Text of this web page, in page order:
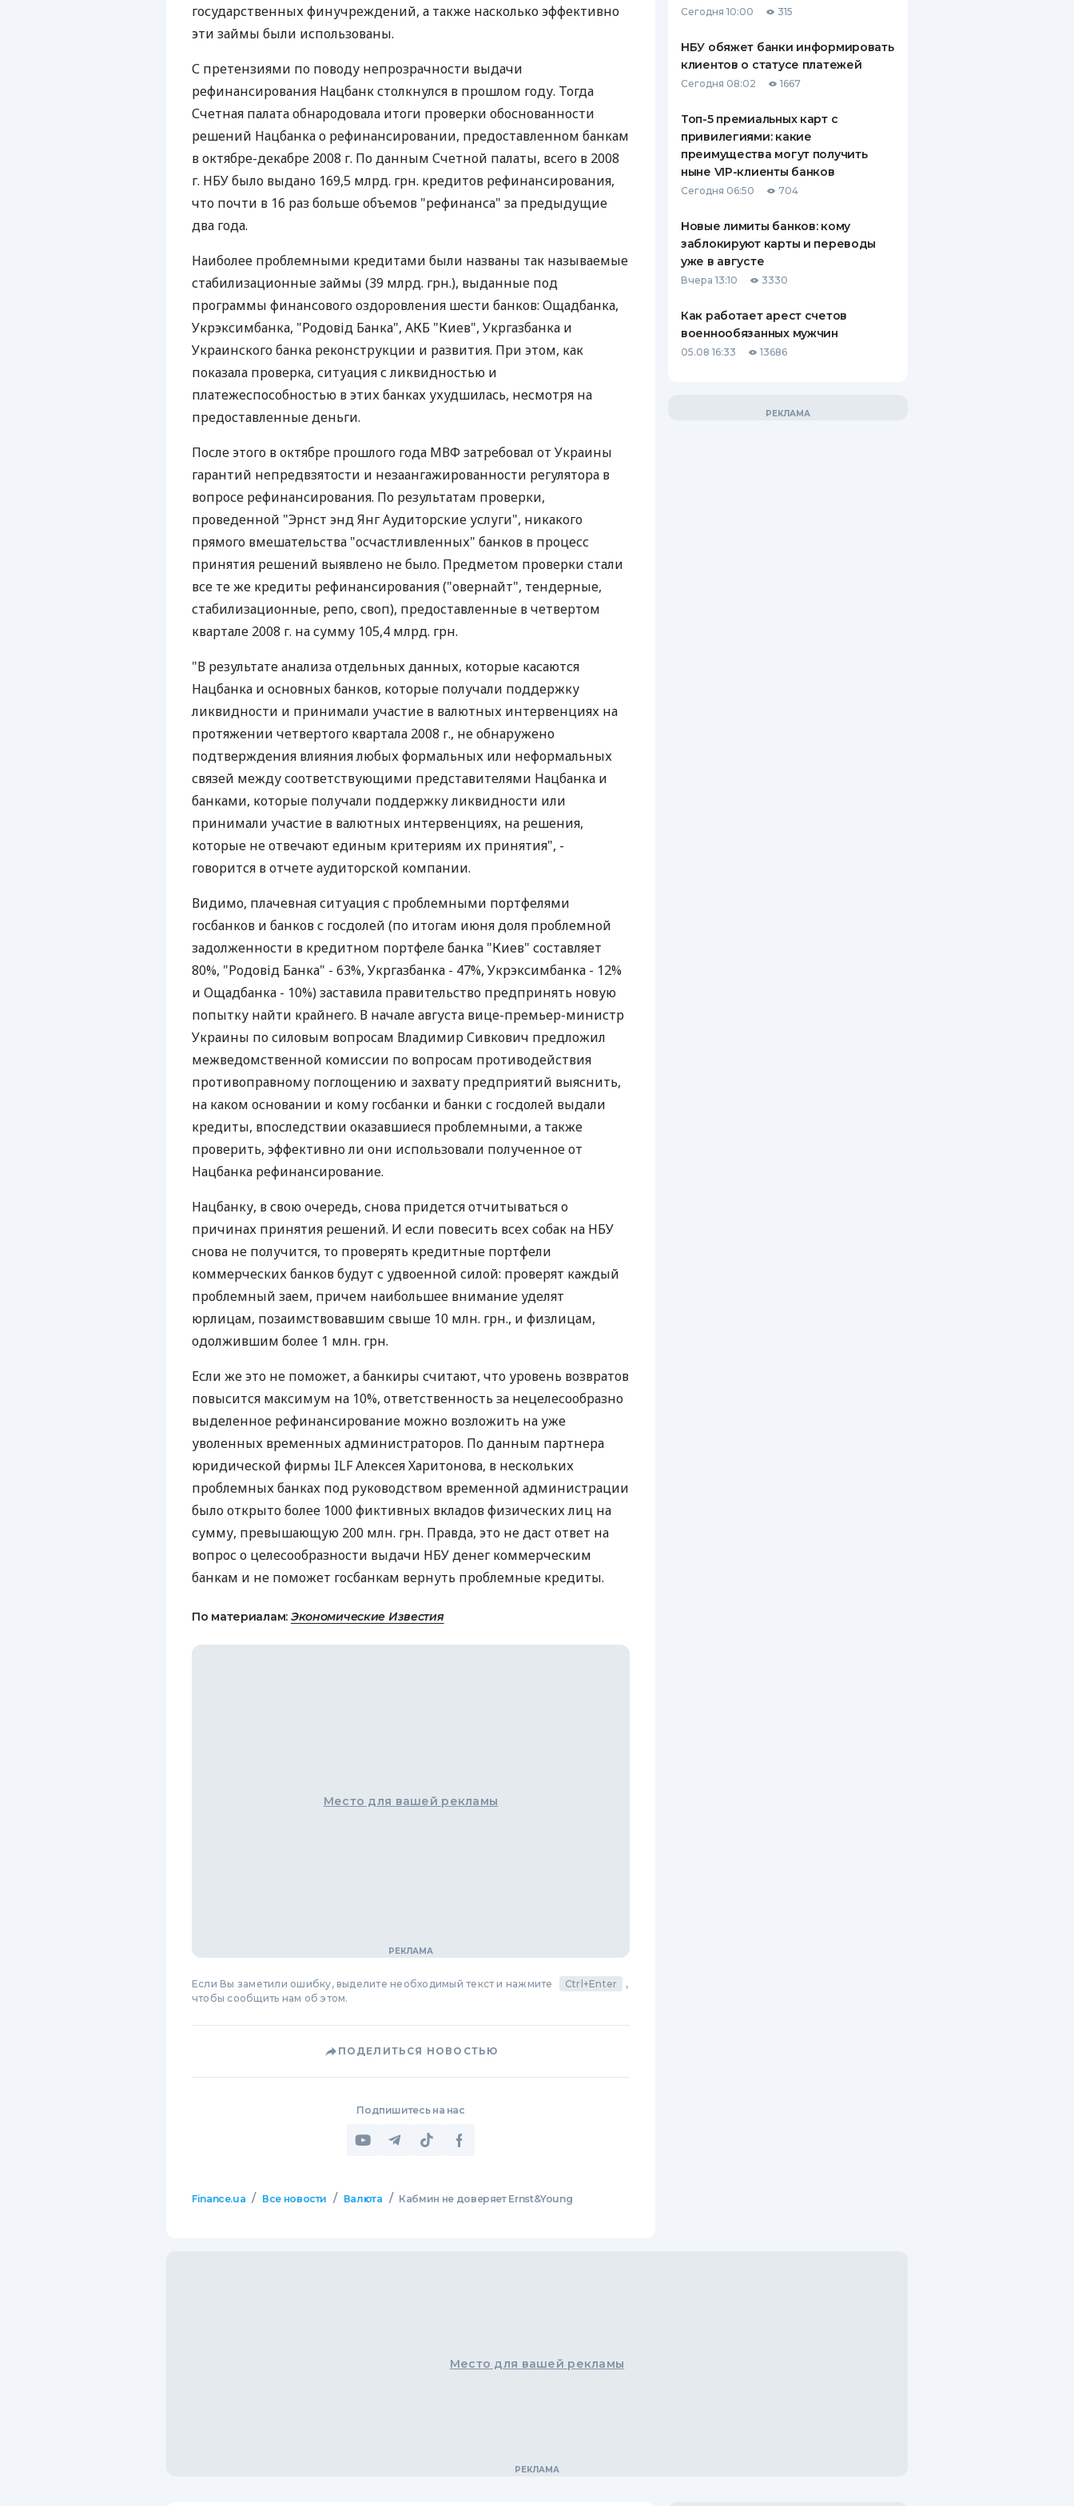
БАНКОВСКИМ КАРТАМ
СТРАХОВАНИЮ
ВСЕ СТРАХОВЫЕ ПОЛИСЫ
ОТЗЫВЫ О СТРАХОВЫХ
КОМПАНИЯХ
государственных финучреждений, а также насколько эффективно
эти займы были использованы.
С претензиями по поводу непрозрачности выдачи
рефинансирования Нацбанк столкнулся в прошлом году. Тогда
Счетная палата обнародовала итоги проверки обоснованности
решений Нацбанка о рефинансировании, предоставленном банкам
в октябре-декабре 2008 г. По данным Счетной палаты, всего в 2008
г. НБУ было выдано 169,5 млрд. грн. кредитов рефинансирования,
что почти в 16 раз больше объемов "рефинанса" за предыдущие
два года.
Наиболее проблемными кредитами были названы так называемые
стабилизационные займы (39 млрд. грн.), выданные под
программы финансового оздоровления шести банков: Ощадбанка,
Укрэксимбанка, "Родовід Банка", АКБ "Киев", Укргазбанка и
Украинского банка реконструкции и развития. При этом, как
показала проверка, ситуация с ликвидностью и
платежеспособностью в этих банках ухудшилась, несмотря на
предоставленные деньги.
После этого в октябре прошлого года МВФ затребовал от Украины
гарантий непредвзятости и незаангажированности регулятора в
вопросе рефинансирования. По результатам проверки,
проведенной "Эрнст энд Янг Аудиторские услуги", никакого
прямого вмешательства "осчастливленных" банков в процесс
принятия решений выявлено не было. Предметом проверки стали
все те же кредиты рефинансирования ("овернайт", тендерные,
стабилизационные, репо, своп), предоставленные в четвертом
квартале 2008 г. на сумму 105,4 млрд. грн.
"В результате анализа отдельных данных, которые касаются
Нацбанка и основных банков, которые получали поддержку
ликвидности и принимали участие в валютных интервенциях на
протяжении четвертого квартала 2008 г., не обнаружено
подтверждения влияния любых формальных или неформальных
связей между соответствующими представителями Нацбанка и
банками, которые получали поддержку ликвидности или
принимали участие в валютных интервенциях, на решения,
которые не отвечают единым критериям их принятия", -
говорится в отчете аудиторской компании.
Видимо, плачевная ситуация с проблемными портфелями
госбанков и банков с госдолей (по итогам июня доля проблемной
задолженности в кредитном портфеле банка "Киев" составляет
80%, "Родовід Банка" - 63%, Укргазбанка - 47%, Укрэксимбанка - 12%
и Ощадбанка - 10%) заставила правительство предпринять новую
попытку найти крайнего. В начале августа вице-премьер-министр
Украины по силовым вопросам Владимир Сивкович предложил
межведомственной комиссии по вопросам противодействия
противоправному поглощению и захвату предприятий выяснить,
на каком основании и кому госбанки и банки с госдолей выдали
кредиты, впоследствии оказавшиеся проблемными, а также
проверить, эффективно ли они использовали полученное от
Нацбанка рефинансирование.
Нацбанку, в свою очередь, снова придется отчитываться о
причинах принятия решений. И если повесить всех собак на НБУ
снова не получится, то проверять кредитные портфели
коммерческих банков будут с удвоенной силой: проверят каждый
проблемный заем, причем наибольшее внимание уделят
юрлицам, позаимствовавшим свыше 10 млн. грн., и физлицам,
одолжившим более 1 млн. грн.
Если же это не поможет, а банкиры считают, что уровень возвратов
повысится максимум на 10%, ответственность за нецелесообразно
выделенное рефинансирование можно возложить на уже
уволенных временных администраторов. По данным партнера
юридической фирмы ILF Алексея Харитонова, в нескольких
проблемных банках под руководством временной администрации
было открыто более 1000 фиктивных вкладов физических лиц на
сумму, превышающую 200 млн. грн. Правда, это не даст ответ на
вопрос о целесообразности выдачи НБУ денег коммерческим
банкам и не поможет госбанкам вернуть проблемные кредиты.
По материалам: Экономические Известия
Место для вашей рекламы
Если Вы заметили ошибку, выделите необходимый текст и нажмите Ctrl+Enter
,
чтобы сообщить нам об этом.
ПОДЕЛИТЬСЯ НОВОСТЬЮ
Подпишитесь на нас
Finance.ua / Все новости / Валюта / Кабмин не доверяет Ernst&Young
Сегодня 10:00 315
НБУ обяжет банки информировать
клиентов о статусе платежей
Сегодня 08:02 1667
Топ-5 премиальных карт с
привилегиями: какие
преимущества могут получить
ныне VIP-клиенты банков
Сегодня 06:50 704
Новые лимиты банков: кому
заблокируют карты и переводы
уже в августе
Вчера 13:10 3330
Как работает арест счетов
военнообязанных мужчин
05.08 16:33 13686
Место для вашей рекламы